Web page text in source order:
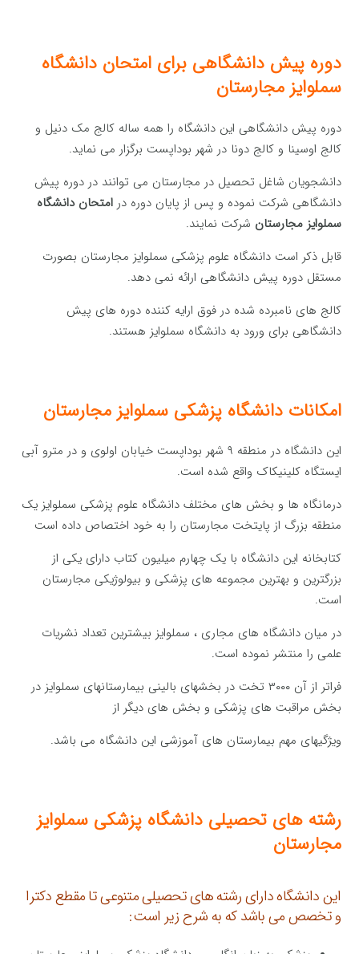
دوره پیش دانشگاهی برای امتحان دانشگاه
سملوایز مجارستان
دوره پیش دانشگاهی این دانشگاه را همه ساله کالج مک دنیل و
کالج اوسینا و کالج دونا در شهر بوداپست برگزار می نماید.
دانشجویان شاغل تحصیل در مجارستان می توانند در دوره پیش
دانشگاهی شرکت نموده و پس از پایان دوره درامتحان دانشگاه
سملوایز مجارستان شرکت نمایند.
قابل ذکر است دانشگاه علوم پزشکی سملوایز مجارستان بصورت
مستقل دوره پیش دانشگاهی ارائه نمی دهد.
کالج های نامبرده شده در فوق ارایه کننده دوره های پیش
دانشگاهی برای ورود به دانشگاه سملوایز هستند.
امکانات دانشگاه پزشکی سملوایز مجارستان
این دانشگاه در منطقه ۹ شهر بوداپست خیابان اولوی و در مترو آبی
ایستگاه کلینیکاک واقع شده است.
درمانگاه ها و بخش های مختلف دانشگاه علوم پزشکی سملوایز یک
منطقه بزرگ از پایتخت مجارستان را به خود اختصاص داده است
کتابخانه این دانشگاه با یک چهارم میلیون کتاب دارای یکی از
بزرگترین و بهترین مجموعه های پزشکی و بیولوژیکی مجارستان
است.
در میان دانشگاه های مجاری ، سملوایز بیشترین تعداد نشریات
علمی را منتشر نموده است.
فراتر از آن ۳۰۰۰ تخت در بخشهای بالینی بیمارستانهای سملوایز در
بخش مراقبت های پزشکی و بخش های دیگر از
ویژگیهای مهم بیمارستان های آموزشی این دانشگاه می باشد.
رشته های تحصیلی دانشگاه پزشکی سملوایز
مجارستان
این دانشگاه دارای رشته های تحصیلی متنوعی تا مقطع دکترا
و تخصص می باشد که به شرح زیر است: